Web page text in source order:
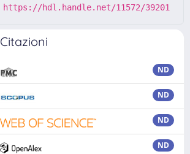
https://hdl.handle.net/11572/39201
Citazioni
ND
ND
ND
ND